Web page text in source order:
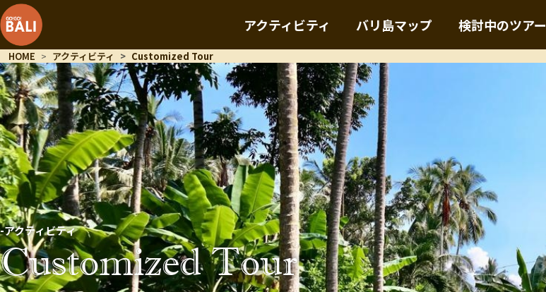
アクティビティ バリ島マップ 検討中のツアー
HOME アクティビティ Customized Tour
-アクティビティ
Customized Tour